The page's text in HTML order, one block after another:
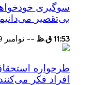
سوگیری
بی‌تقصیر
11:53 ق.ظ -- نوامبر 19, 2025
طرحواره
افراد فکر